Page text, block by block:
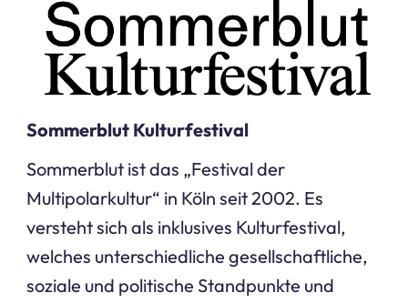
Sommerblut Kulturfestival
Sommerblut ist das „Festival der
Multipolarkultur“ in Köln seit 2002. Es
versteht sich als inklusives Kulturfestival,
welches unterschiedliche gesellschaftliche,
soziale und politische Standpunkte und